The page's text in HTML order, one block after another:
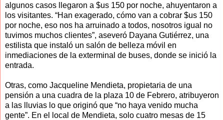
algunos casos llegaron a $us 150 por noche, ahuyentaron a
los visitantes. “Han exagerado, cómo van a cobrar $us 150
por noche, eso nos ha arruinado a todos, nosotros igual no
tuvimos muchos clientes”, aseveró Dayana Gutiérrez, una
estilista que instaló un salón de belleza móvil en
inmediaciones de la exterminal de buses, donde se inició la
entrada.
Otras, como Jacqueline Mendieta, propietaria de una
pensión a una cuadra de la plaza 10 de Febrero, atribuyeron
a las lluvias lo que originó que “no haya venido mucha
gente”. En el local de Mendieta, solo cuatro mesas de 15